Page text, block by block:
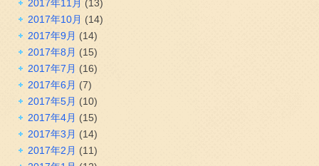
2017年11月 (13)
2017年10月 (14)
2017年9月 (14)
2017年8月 (15)
2017年7月 (16)
2017年6月 (7)
2017年5月 (10)
2017年4月 (15)
2017年3月 (14)
2017年2月 (11)